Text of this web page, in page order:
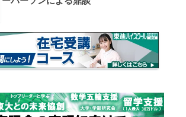
受験や高校の成績
ください！